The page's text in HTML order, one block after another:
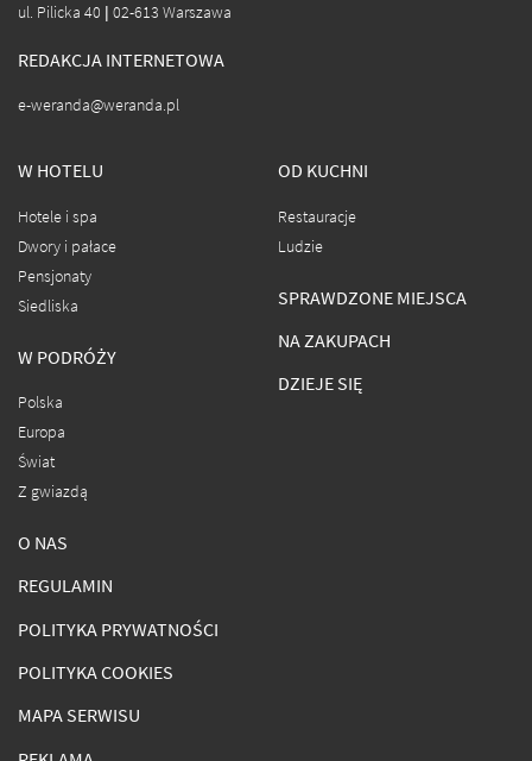
ul. Pilicka 40 | 02-613 Warszawa
REDAKCJA INTERNETOWA
e-weranda@weranda.pl
W HOTELU
Hotele i spa
Dwory i pałace
Pensjonaty
Siedliska
W PODRÓŻY
Polska
Europa
Świat
Z gwiazdą
OD KUCHNI
Restauracje
Ludzie
SPRAWDZONE MIEJSCA
NA ZAKUPACH
DZIEJE SIĘ
O NAS
REGULAMIN
POLITYKA PRYWATNOŚCI
POLITYKA COOKIES
MAPA SERWISU